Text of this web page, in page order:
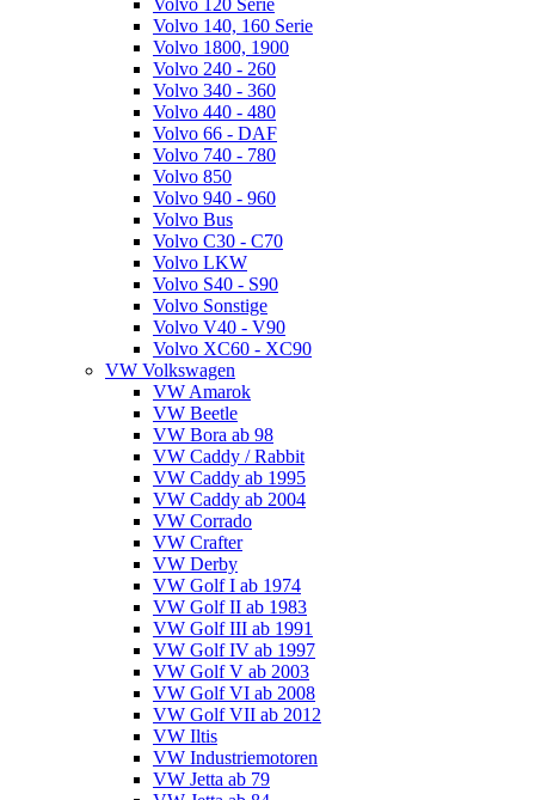
Volvo 120 Serie
Volvo 140, 160 Serie
Volvo 1800, 1900
Volvo 240 - 260
Volvo 340 - 360
Volvo 440 - 480
Volvo 66 - DAF
Volvo 740 - 780
Volvo 850
Volvo 940 - 960
Volvo Bus
Volvo C30 - C70
Volvo LKW
Volvo S40 - S90
Volvo Sonstige
Volvo V40 - V90
Volvo XC60 - XC90
VW Volkswagen
VW Amarok
VW Beetle
VW Bora ab 98
VW Caddy / Rabbit
VW Caddy ab 1995
VW Caddy ab 2004
VW Corrado
VW Crafter
VW Derby
VW Golf I ab 1974
VW Golf II ab 1983
VW Golf III ab 1991
VW Golf IV ab 1997
VW Golf V ab 2003
VW Golf VI ab 2008
VW Golf VII ab 2012
VW Iltis
VW Industriemotoren
VW Jetta ab 79